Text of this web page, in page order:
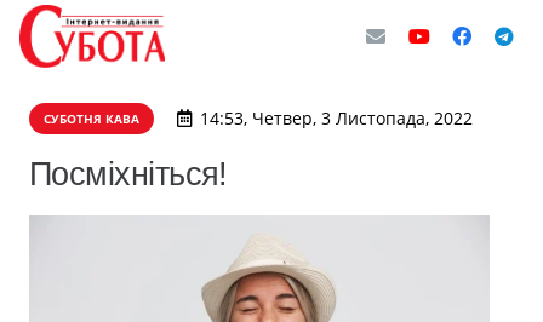
СУБОТНЯ КАВА 14:53, Четвер, 3 Листопада, 2022
Посміхніться!